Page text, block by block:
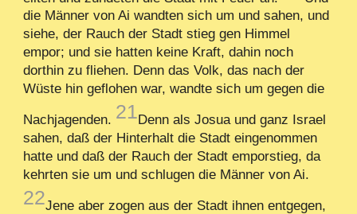
die Männer von Ai wandten sich um und sahen, und
siehe, der Rauch der Stadt stieg gen Himmel
empor; und sie hatten keine Kraft, dahin noch
dorthin zu fliehen. Denn das Volk, das nach der
Wüste hin geflohen war, wandte sich um gegen die
Nachjagenden. 21Denn als Josua und ganz Israel
sahen, daß der Hinterhalt die Stadt eingenommen
hatte und daß der Rauch der Stadt emporstieg, da
kehrten sie um und schlugen die Männer von Ai.
22Jene aber zogen aus der Stadt ihnen entgegen,